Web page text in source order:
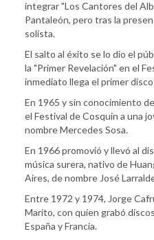
integrar "Los Cantores del
Pantaleón, pero tras la
solista.
El salto al éxito se lo dio el
la "Primer Revelación" en el
inmediato llega el primer
En 1965 y sin conocimiento
el Festival de Cosquin a una
nombre Mercedes Sosa.
En 1966 promovió y llevó al
música surera, nativo de
Aires, de nombre José
Entre 1972 y 1974, Jorge
Marito, con quien grabó
España y Francia.